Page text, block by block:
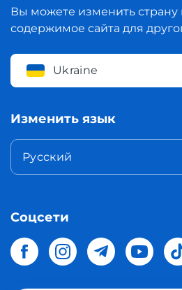
Вы можете изменить страну
содержимое сайта для
Ukraine
Изменить язык
Русский
Соцсети